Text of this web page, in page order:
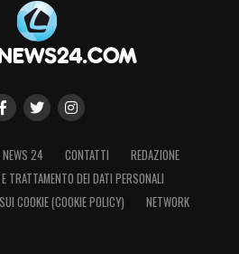
NEWS 24 CONTATTI
REDAZIONE
TRATTAMENTO DEI DATI PERSONALI
COOKIE (COOKIE POLICY)
NETWORK